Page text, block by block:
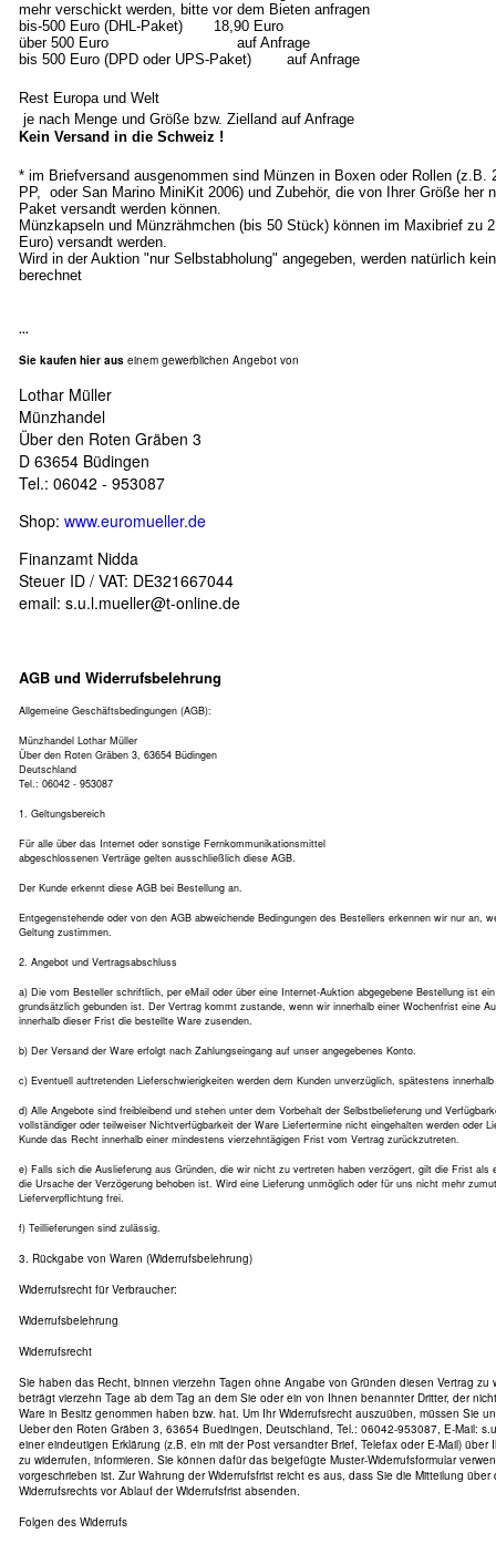
mehr verschickt werden, bitte vor dem Bieten anfragen
bis-500 Euro (DHL-Paket) 18,90 Euro
über 500 Euro auf Anfrage
bis 500 Euro (DPD oder UPS-Paket) auf Anfrage
Rest Europa und Welt
je nach Menge und Größe bzw. Zielland auf Anfrage
Kein Versand in die Schweiz !
* im Briefversand ausgenommen sind Münzen in Boxen oder Rollen (z.B.
PP, oder San Marino MiniKit 2006) und Zubehör, die von Ihrer Größe her
Paket versandt werden können.
Münzkapseln und Münzrähmchen (bis 50 Stück) können im Maxibrief zu
Euro) versandt werden.
Wird in der Auktion "nur Selbstabholung" angegeben, werden natürlich
berechnet
...
Sie kaufen hier aus einem gewerblichen Angebot von
Lothar Müller
Münzhandel
Über den Roten Gräben 3
D 63654 Büdingen
Tel.: 06042 - 953087
Shop: www.euromueller.de
Finanzamt Nidda
Steuer ID / VAT: DE321667044
email: s.u.l.mueller@t-online.de
AGB und Widerrufsbelehrung
Allgemeine Geschäftsbedingungen (AGB):
Münzhandel Lothar Müller
Über den Roten Gräben 3, 63654 Büdingen
Deutschland
Tel.: 06042 - 953087
1. Geltungsbereich
Für alle über das Internet oder sonstige Fernkommunikationsmittel
abgeschlossenen Verträge gelten ausschließlich diese AGB.
Der Kunde erkennt diese AGB bei Bestellung an.
Entgegenstehende oder von den AGB abweichende Bedingungen des Bestellers erkennen wir nur an,
Geltung zustimmen.
2. Angebot und Vertragsabschluss
a) Die vom Besteller schriftlich, per eMail oder über eine Internet-Auktion abgegebene Bestellung ist
grundsätzlich gebunden ist. Der Vertrag kommt zustande, wenn wir innerhalb einer Wochenfrist eine
innerhalb dieser Frist die bestellte Ware zusenden.
b) Der Versand der Ware erfolgt nach Zahlungseingang auf unser angegebenes Konto.
c) Eventuell auftretenden Lieferschwierigkeiten werden dem Kunden unverzüglich, spätestens
d) Alle Angebote sind freibleibend und stehen unter dem Vorbehalt der Selbstbelieferung und
vollständiger oder teilweiser Nichtverfügbarkeit der Ware Liefertermine nicht eingehalten werden oder
Kunde das Recht innerhalb einer mindestens vierzehntägigen Frist vom Vertrag zurückzutreten.
e) Falls sich die Auslieferung aus Gründen, die wir nicht zu vertreten haben verzögert, gilt die Frist als
die Ursache der Verzögerung behoben ist. Wird eine Lieferung unmöglich oder für uns nicht mehr
Lieferverpflichtung frei.
f) Teillieferungen sind zulässig.
3. Rückgabe von Waren (Widerrufsbelehrung)
Widerrufsrecht für Verbraucher:
Widerrufsbelehrung
Widerrufsrecht
Sie haben das Recht, binnen vierzehn Tagen ohne Angabe von Gründen diesen Vertrag zu
beträgt vierzehn Tage ab dem Tag an dem Sie oder ein von Ihnen benannter Dritter, der
Ware in Besitz genommen haben bzw. hat. Um Ihr Widerrufsrecht auszuüben, müssen Sie
Ueber den Roten Gräben 3, 63654 Buedingen, Deutschland, Tel.: 06042-953087, E-Mail:
einer eindeutigen Erklärung (z.B. ein mit der Post versandter Brief, Telefax oder E-Mail) über
zu widerrufen, informieren. Sie können dafür das beigefügte Muster-Widerrufsformular
vorgeschrieben ist. Zur Wahrung der Widerrufsfrist reicht es aus, dass Sie die Mitteilung
Widerrufsrechts vor Ablauf der Widerrufsfrist absenden.
Folgen des Widerrufs